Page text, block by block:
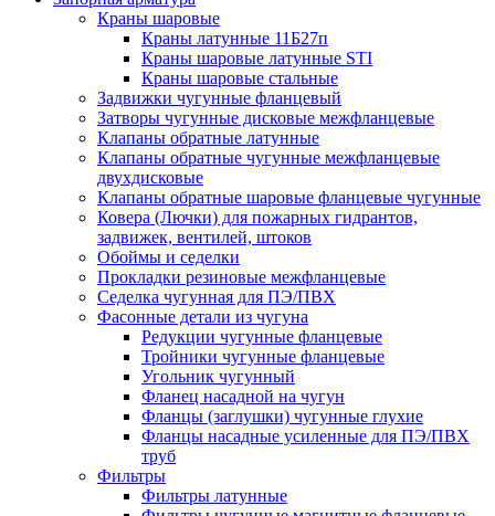
Краны шаровые
Краны латунные 11Б27п
Краны шаровые латунные STI
Краны шаровые стальные
Задвижки чугунные фланцевый
Затворы чугунные дисковые межфланцевые
Клапаны обратные латунные
Клапаны обратные чугунные межфланцевые
двухдисковые
Клапаны обратные шаровые фланцевые чугунные
Ковера (Лючки) для пожарных гидрантов,
задвижек, вентилей, штоков
Обоймы и седелки
Прокладки резиновые межфланцевые
Седелка чугунная для ПЭ/ПВХ
Фасонные детали из чугуна
Редукции чугунные фланцевые
Тройники чугунные фланцевые
Угольник чугунный
Фланец насадной на чугун
Фланцы (заглушки) чугунные глухие
Фланцы насадные усиленные для ПЭ/ПВХ
труб
Фильтры
Фильтры латунные